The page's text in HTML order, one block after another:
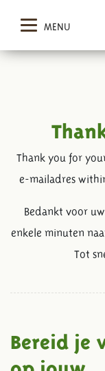
MENU
Thank you for
e-mailadres
Bedankt voor
enkele minuten
Tot
Bereid je
op jouw